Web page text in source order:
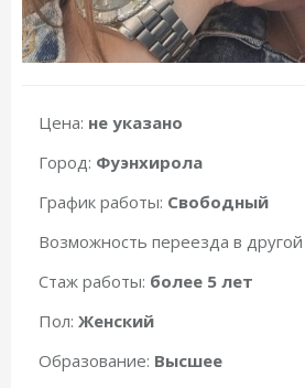
Цена: не указано
Город: Фуэнхирола
График работы: Свободный
Возможность переезда в другой
Стаж работы: более 5 лет
Пол: Женский
Образование: Высшее